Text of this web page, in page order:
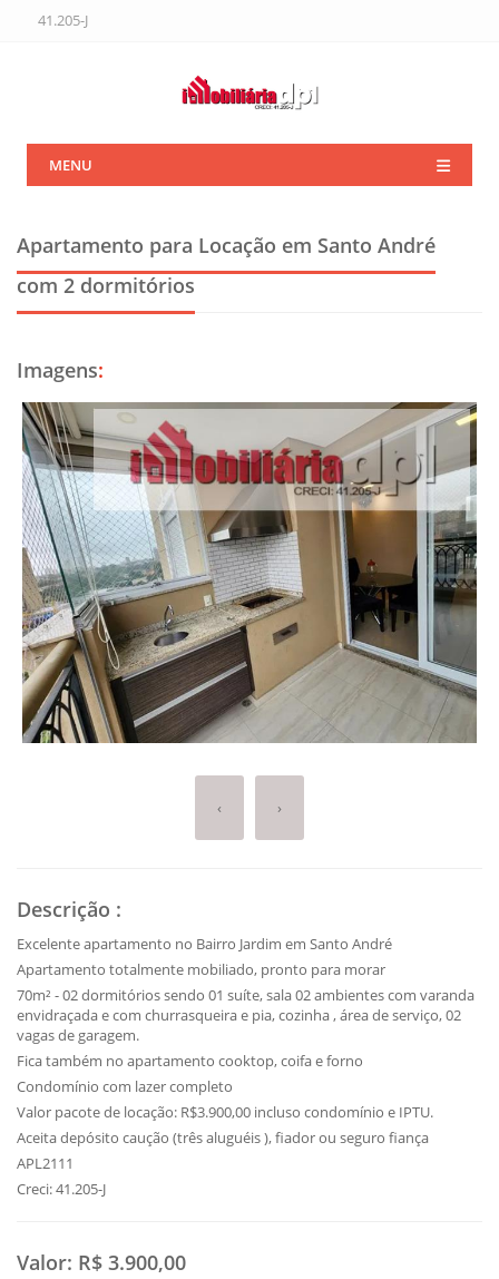
41.205-J
MENU
Apartamento para Locação em Santo André
com 2 dormitórios
Imagens:
‹ ›
Descrição :
Excelente apartamento no Bairro Jardim em Santo André
Apartamento totalmente mobiliado, pronto para morar
70m² - 02 dormitórios sendo 01 suíte, sala 02 ambientes com varanda
envidraçada e com churrasqueira e pia, cozinha , área de serviço, 02
vagas de garagem.
Fica também no apartamento cooktop, coifa e forno
Condomínio com lazer completo
Valor pacote de locação: R$3.900,00 incluso condomínio e IPTU.
Aceita depósito caução (três aluguéis ), fiador ou seguro fiança
APL2111
Creci: 41.205-J
Valor: R$ 3.900,00